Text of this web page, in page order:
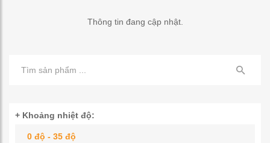
Thông tin đang cập nhật.
+ Khoảng nhiệt độ: